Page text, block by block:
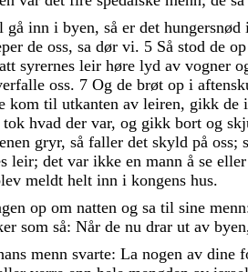
gå inn i byen, så er det hungersnød i
de oss, sa dør vi. 5 Så stod de op
syrernes leir høre lyd av vogner
oss. 7 Og de brøt op i
kom til utkanten av leiren, gikk de
tok hvad der var, og gikk bort og
gryr, så faller det skyld på oss;
leir; det var ikke en mann å se eller
meldt helt inn i kongens hus.
op om natten og sa til sine menn
som så: Når de nu drar ut av byen,
menn svarte: La nogen av dine